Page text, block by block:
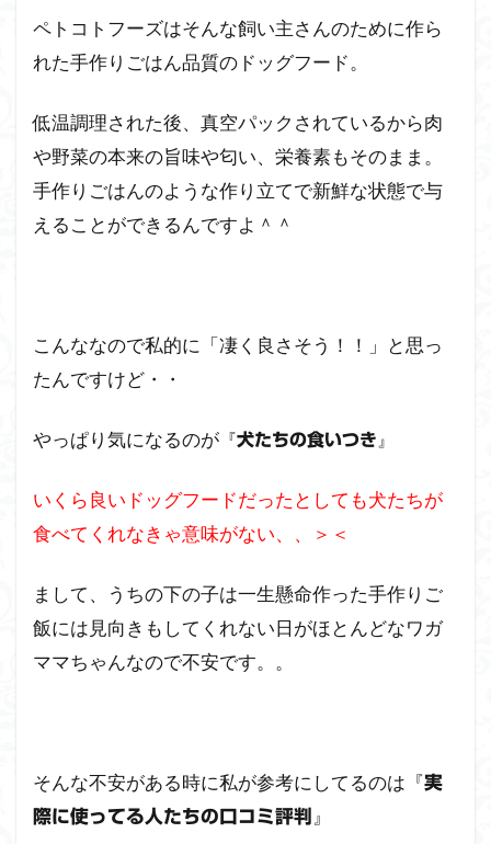
目】
2.4
コト
フー
ズ
『ビ
ー
フ』
具合
証
食
ップ
で開
ィッシ
ュ
匹の食
具合を
ペトコトフーズはそんな飼い主さんのために作ら
れた手作りごはん品質のドッグフード。
低温調理された後、真空パックされているから肉
や野菜の本来の旨味や匂い、栄養素もそのまま。
手作りごはんのような作り立てで新鮮な状態で与
えることができるんですよ＾＾
こんななので私的に「凄く良さそう！！」と思っ
たんですけど・・
やっぱり気になるのが 『犬たちの食いつき 』
いくら良いドッグフードだったとしても犬たちが
食べてくれなきゃ意味がない、、＞＜
まして、うちの下の子は一生懸命作った手作りご
飯には見向きもしてくれない日がほとんどなワガ
ママちゃんなので不安です。。
そんな不安がある時に私が参考にしてるのは『実
際に使ってる人たちの口コミ評判 』